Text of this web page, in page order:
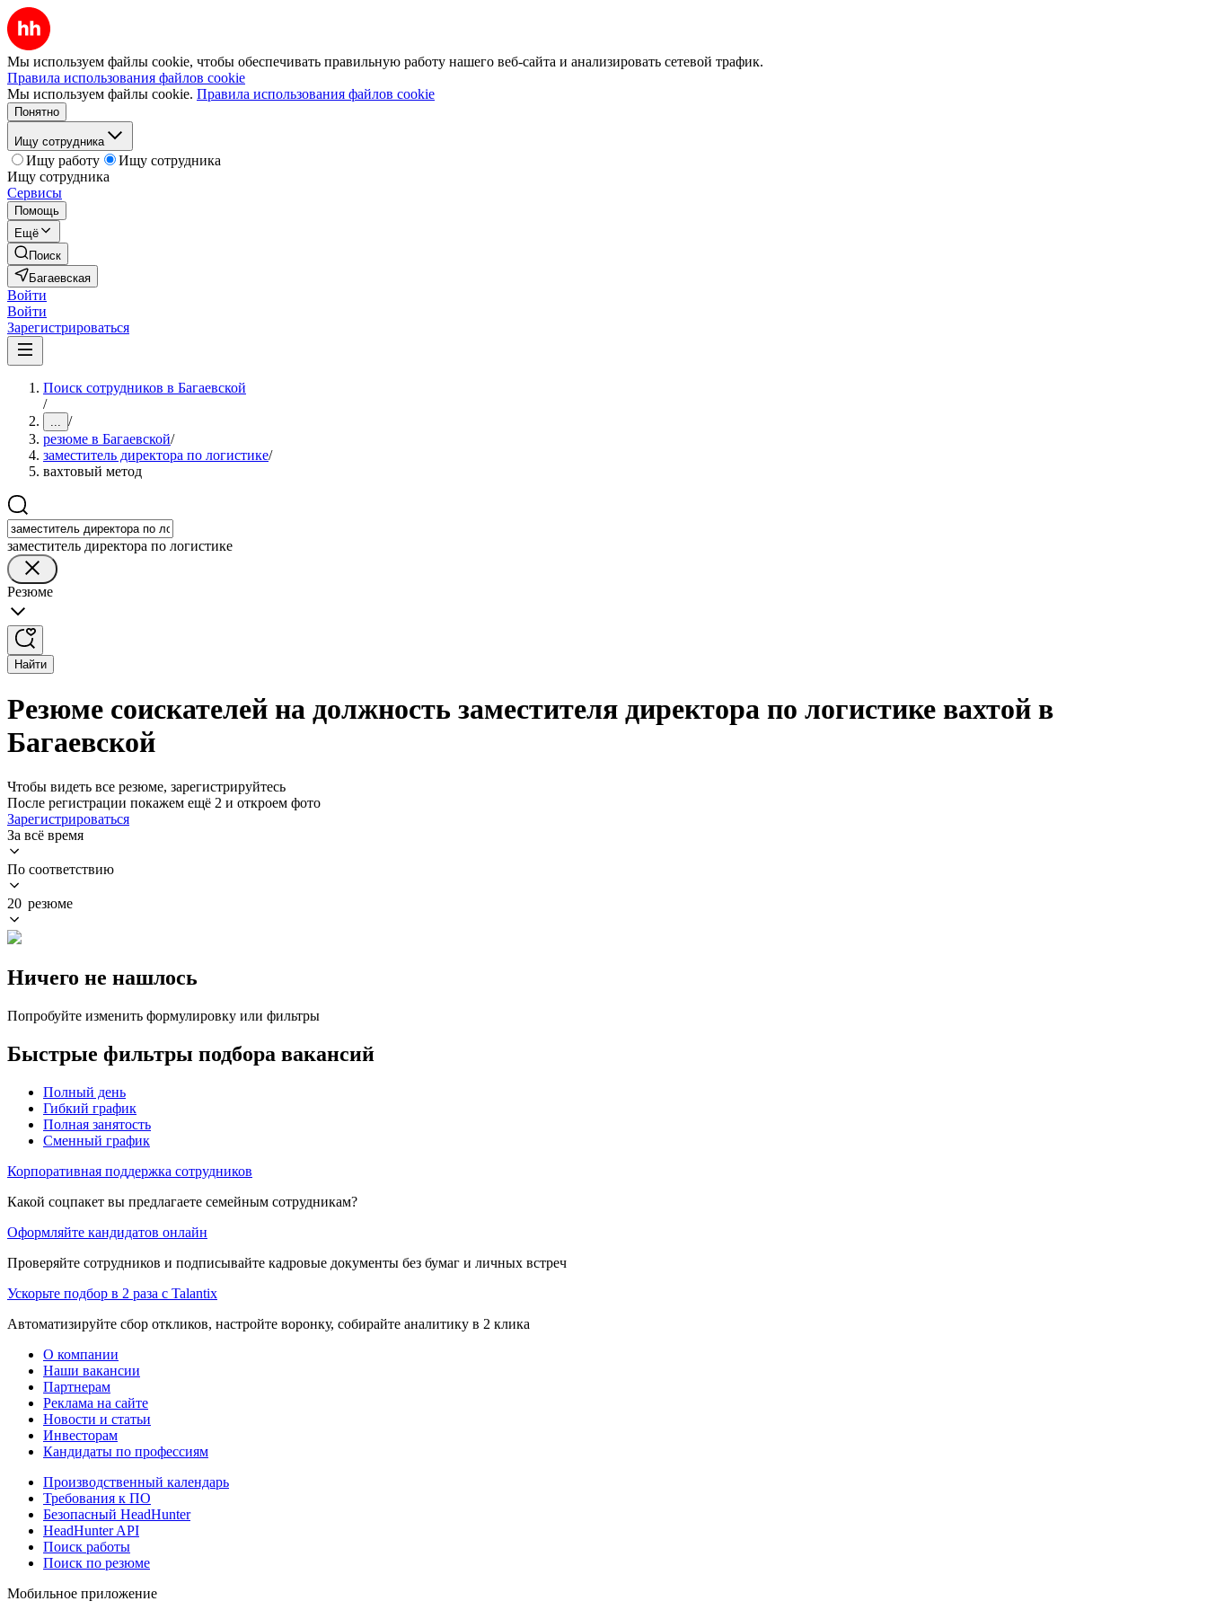
Мы используем файлы cookie, чтобы обеспечивать правильную работу нашего веб-сайта и анализировать сетевой трафик.
Правила использования файлов cookie
Мы используем файлы cookie. Правила использования файлов cookie
Понятно
Ищу сотрудника
Ищу работу
Ищу сотрудника
Ищу сотрудника
Сервисы
Помощь
Ещё
Поиск
Багаевская
Войти
Войти
Зарегистрироваться
Поиск сотрудников в Багаевской
/
... /
резюме в Багаевской/
заместитель директора по логистике/
вахтовый метод
заместитель директора по логистике
Резюме
Найти
Резюме соискателей на должность заместителя директора по логистике вахтой в
Багаевской
Чтобы видеть все резюме, зарегистрируйтесь
После регистрации покажем ещё 2 и откроем фото
Зарегистрироваться
За всё время
По соответствию
20 резюме
Ничего не нашлось
Попробуйте изменить формулировку или фильтры
Быстрые фильтры подбора вакансий
Полный день
Гибкий график
Полная занятость
Сменный график
Корпоративная поддержка сотрудников
Какой соцпакет вы предлагаете семейным сотрудникам?
Оформляйте кандидатов онлайн
Проверяйте сотрудников и подписывайте кадровые документы без бумаг и личных встреч
Ускорьте подбор в 2 раза с Talantix
Автоматизируйте сбор откликов, настройте воронку, собирайте аналитику в 2 клика
О компании
Наши вакансии
Партнерам
Реклама на сайте
Новости и статьи
Инвесторам
Кандидаты по профессиям
Производственный календарь
Требования к ПО
Безопасный HeadHunter
HeadHunter API
Поиск работы
Поиск по резюме
Мобильное приложение